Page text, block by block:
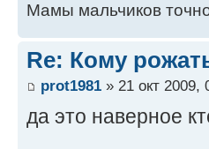
Мамы мальчиков
Re: Кому
prot1981 » 21 окт 2009,
да это наверное